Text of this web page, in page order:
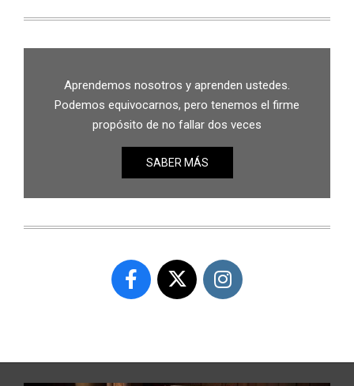
Aprendemos nosotros y aprenden ustedes.
Podemos equivocarnos, pero tenemos el firme
propósito de no fallar dos veces
SABER MÁS